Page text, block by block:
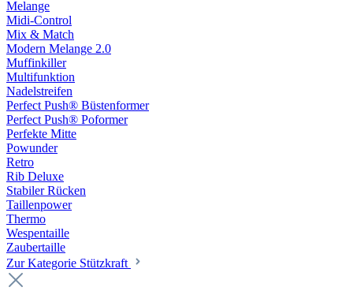
Melange
Midi-Control
Mix & Match
Modern Melange 2.0
Muffinkiller
Multifunktion
Nadelstreifen
Perfect Push® Büstenformer
Perfect Push® Poformer
Perfekte Mitte
Powunder
Retro
Rib Deluxe
Stabiler Rücken
Taillenpower
Thermo
Wespentaille
Zaubertaille
Zur Kategorie Stützkraft